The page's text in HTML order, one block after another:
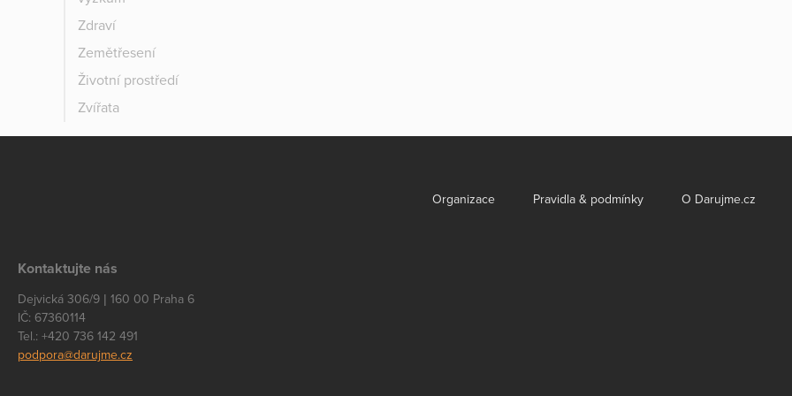
Zdraví
Zemětřesení
Životní prostředí
Zvířata
Organizace Pravidla & podmínky O Darujme.cz
Kontaktujte nás
Dejvická 306/9 | 160 00 Praha 6
IČ: 67360114
Tel.: +420 736 142 491
podpora@darujme.cz